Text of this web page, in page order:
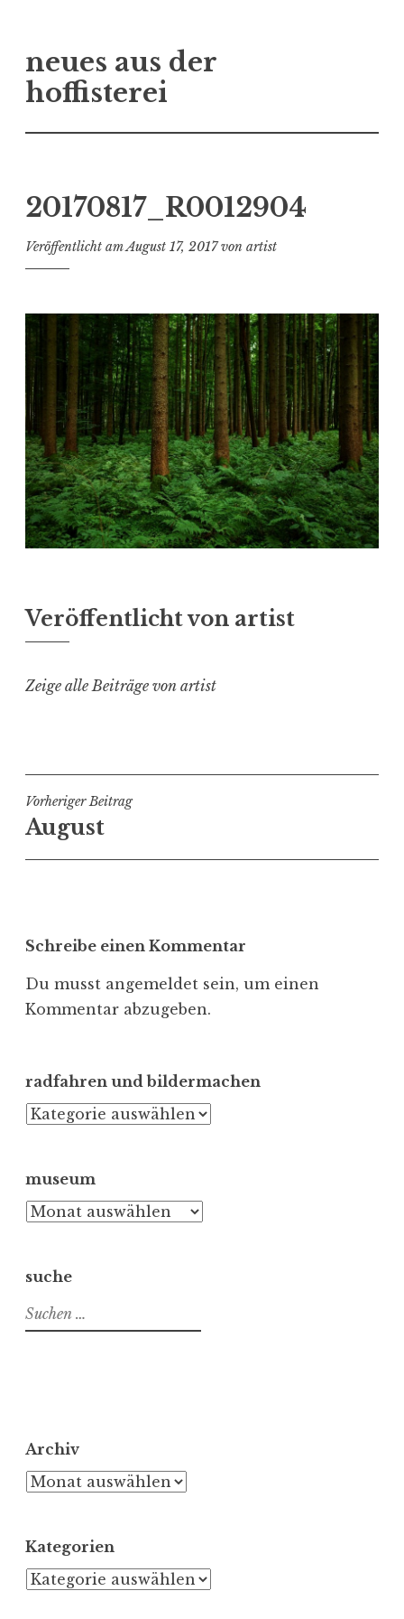
Inhalt
springen
neues aus der
hoffisterei
20170817_R0012904
Veröffentlicht amAugust 17, 2017von artist
Veröffentlicht von artist
Zeige alle Beiträge von artist
Beitragsnavigation
Vorheriger Beitrag
August
Schreibe einen Kommentar
Du musst angemeldet sein, um einen
Kommentar abzugeben.
radfahren und bildermachen
radfahren
museum
museum
suche
Suchen
nach:
Archiv
Archiv
Kategorien
Kategorien